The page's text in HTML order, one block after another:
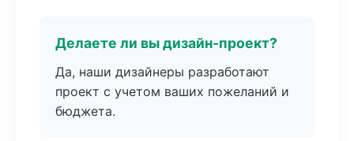
Делаете ли вы дизайн-проект?
Да, наши дизайнеры разработают
проект с учетом ваших пожеланий и
бюджета.